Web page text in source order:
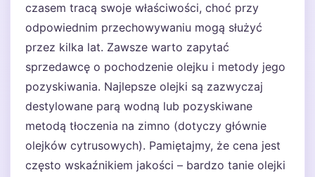
czasem tracą swoje właściwości, choć przy
odpowiednim przechowywaniu mogą służyć
przez kilka lat. Zawsze warto zapytać
sprzedawcę o pochodzenie olejku i metody jego
pozyskiwania. Najlepsze olejki są zazwyczaj
destylowane parą wodną lub pozyskiwane
metodą tłoczenia na zimno (dotyczy głównie
olejków cytrusowych). Pamiętajmy, że cena jest
często wskaźnikiem jakości – bardzo tanie olejki